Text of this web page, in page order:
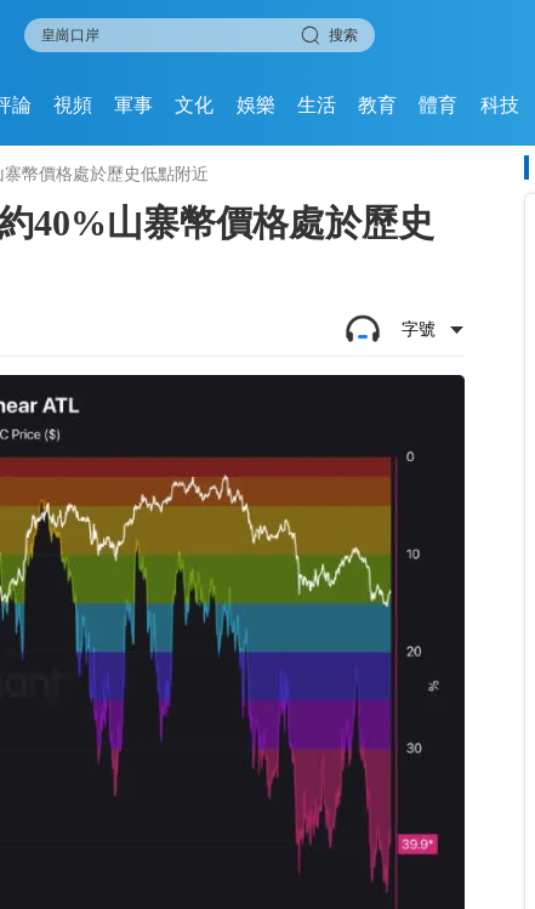
搜索
論 視頻 軍事 文化 娛樂 生活 教育 體育 科技
寨幣價格處於歷史低點附近
40%山寨幣價格處於歷史
字號